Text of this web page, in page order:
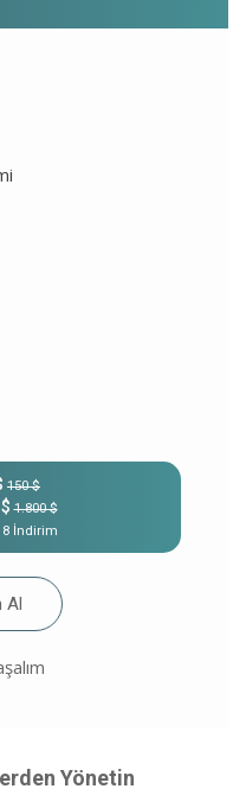
150 $
$1.800 $
İndirim
Al
Yönetin